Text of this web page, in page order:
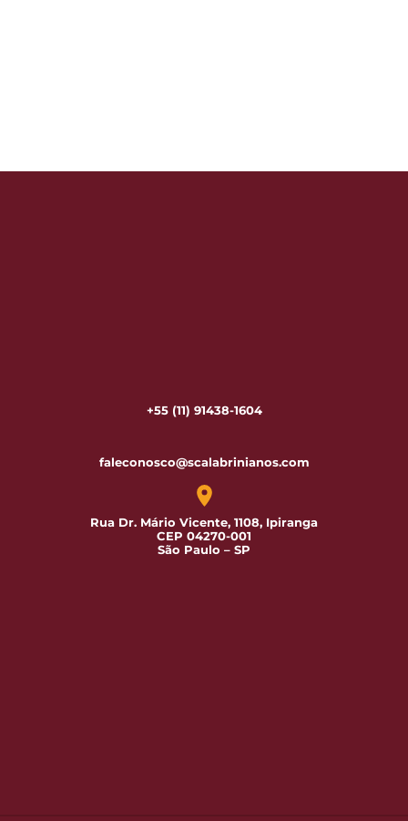
+55 (11) 91438-1604
faleconosco@scalabrinianos.com
Rua Dr. Mário Vicente, 1108, Ipiranga
CEP 04270-001
São Paulo – SP